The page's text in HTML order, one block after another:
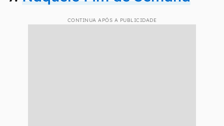
CONTINUA APÓS A PUBLICIDADE